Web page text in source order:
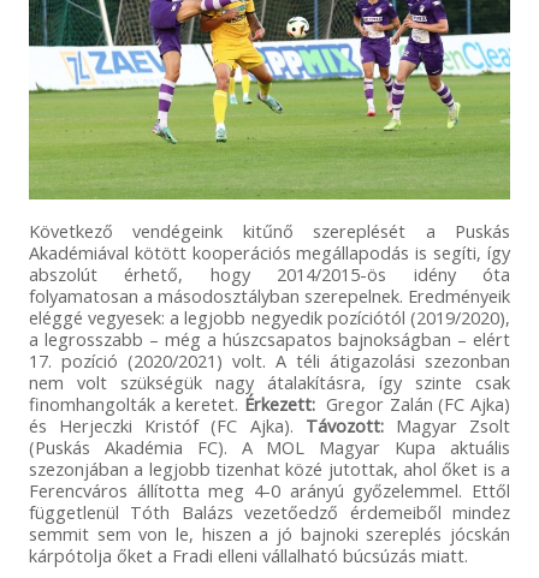
Következő vendégeink kitűnő szereplését a Puskás
Akadémiával kötött kooperációs megállapodás is segíti, így
abszolút érhető, hogy 2014/2015-ös idény óta
folyamatosan a másodosztályban szerepelnek. Eredményeik
eléggé vegyesek: a legjobb negyedik pozíciótól (2019/2020),
a legrosszabb – még a húszcsapatos bajnokságban – elért
17. pozíció (2020/2021) volt. A téli átigazolási szezonban
nem volt szükségük nagy átalakításra, így szinte csak
finomhangolták a keretet. Érkezett:Gregor Zalán (FC Ajka)
és Herjeczki Kristóf (FC Ajka). Távozott:Magyar Zsolt
(Puskás Akadémia FC). A MOL Magyar Kupa aktuális
szezonjában a legjobb tizenhat közé jutottak, ahol őket is a
Ferencváros állította meg 4-0 arányú győzelemmel. Ettől
függetlenül Tóth Balázs vezetőedző érdemeiből mindez
semmit sem von le, hiszen a jó bajnoki szereplés jócskán
kárpótolja őket a Fradi elleni vállalható búcsúzás miatt.